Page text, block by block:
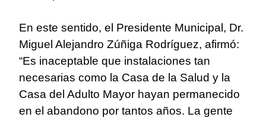
En este sentido, el Presidente Municipal, Dr.
Miguel Alejandro Zúñiga Rodríguez, afirmó:
“Es inaceptable que instalaciones tan
necesarias como la Casa de la Salud y la
Casa del Adulto Mayor hayan permanecido
en el abandono por tantos años. La gente